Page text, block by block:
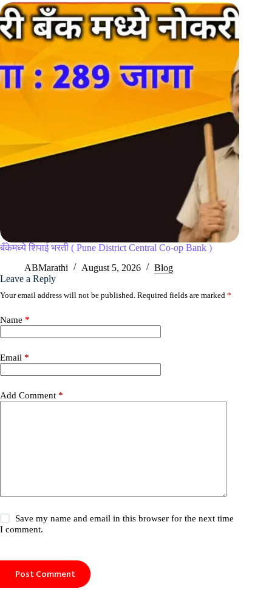
बँकेमध्ये शिपाई भरती ( Pune District Central Co-op Bank )
ABMarathi
August 5, 2026
Blog
Leave a Reply
Your email address will not be published. Required fields are marked *
Name *
Email *
Add Comment *
Save my name and email in this browser for the next time
I comment.
Post Comment